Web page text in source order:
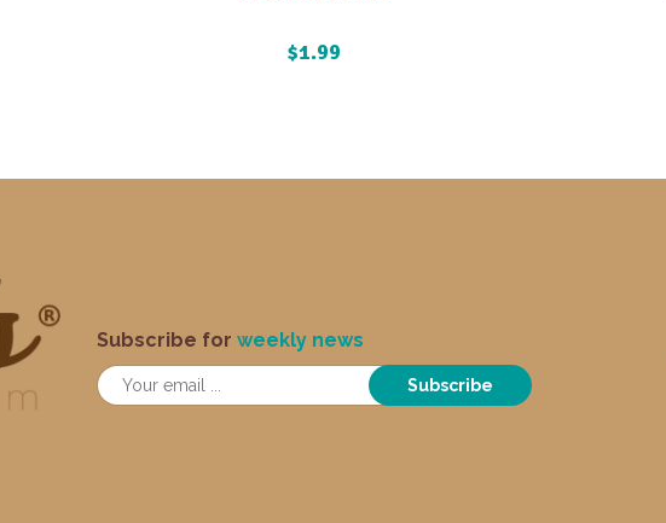
$1.99
Subscribe for weekly news
Subscribe